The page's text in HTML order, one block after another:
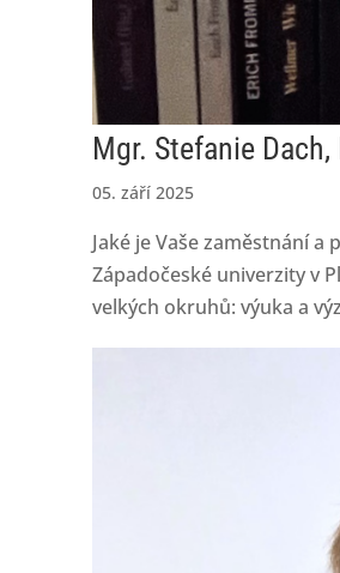
Mgr. Stefanie Dach,
05. září 2025
Jaké je Vaše zaměstnání
Západočeské univerzity v
velkých okruhů: výuka a